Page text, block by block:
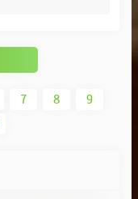
7 8
9